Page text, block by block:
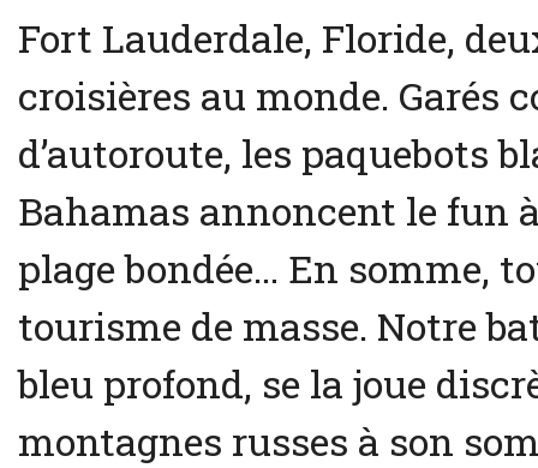
Fort Lauderdale, Floride,
croisières au monde. Garés
d’autoroute, les paquebots
Bahamas annoncent le fun
plage bondée… En somme,
tourisme de masse. Notre
bleu profond, se la joue
montagnes russes à son